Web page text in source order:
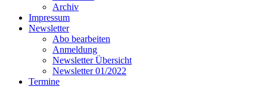
Archiv
Impressum
Newsletter
Abo bearbeiten
Anmeldung
Newsletter Übersicht
Newsletter 01/2022
Termine